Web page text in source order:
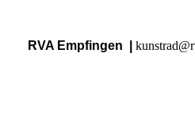
RVA Empfingen |